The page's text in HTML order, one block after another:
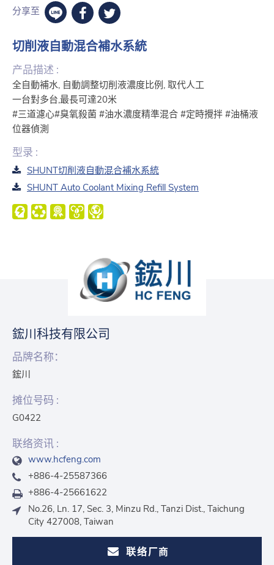
分享至
切削液自動混合補水系統
产品描述 :
全自動補水, 自動調整切削液濃度比例, 取代人工
一台對多台,最長可達20米
#三道濾心#臭氧殺菌 #油水濃度精準混合 #定時攪拌 #油桶液
位器偵測
型录 :
SHUNT切削液自動混合補水系統
SHUNT Auto Coolant Mixing Refill System
鋐川科技有限公司
品牌名称：
鋐川
摊位号码 :
G0422
联络资讯 :
www.hcfeng.com
+886-4-25587366
+886-4-25661622
No.26, Ln. 17, Sec. 3, Minzu Rd., Tanzi Dist., Taichung
City 427008, Taiwan
联络厂商